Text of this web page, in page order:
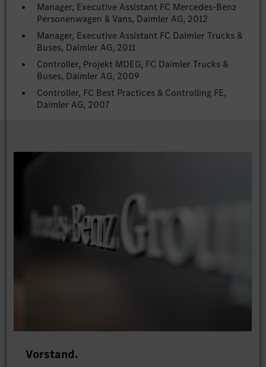
Manager, Executive Assistant FC Mercedes-Benz
Personenwagen & Vans, Daimler AG, 2012
Manager, Executive Assistant FC Daimler Trucks &
Buses, Daimler AG, 2011
Controller, Projekt MDEG, FC Daimler Trucks &
Buses, Daimler AG, 2009
Controller, FC Best Practices & Controlling FE,
Daimler AG, 2007
Vorstand.